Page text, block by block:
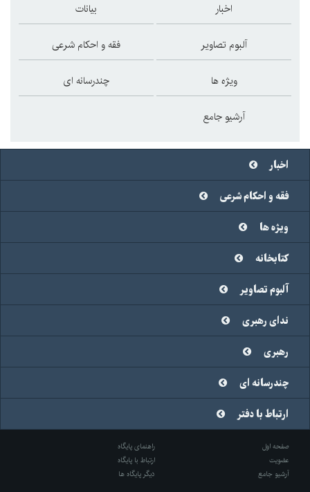
اخبار بیانات
آلبوم تصاویر فقه و احکام شرعی
ویژه ها چندرسانه ای
آرشیو جامع
اخبار
فقه و احکام شرعی
ویژه ها
کتابخانه
آلبوم تصاویر
ندای رهبری
رهبری
چندرسانه ای
ارتباط با دفتر
صفحه اول
راهنمای پایگاه
عضویت
ارتباط با پایگاه
آرشیو جامع
دیگر پایگاه ها